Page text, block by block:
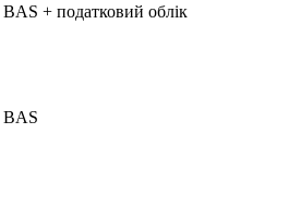
BAS + податковий облік
BAS